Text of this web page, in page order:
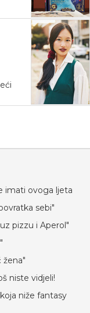
imati ovoga ljeta
sebi"
pizzu i Aperol"
žena"
niste vidjeli!
niže fantasy